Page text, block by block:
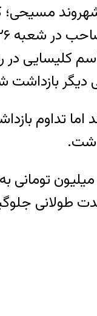
اتهامات چهار
احمدزاده برگزار شد.
است، صبح روز ۲۴
بازداشت
تداوم
طولانی